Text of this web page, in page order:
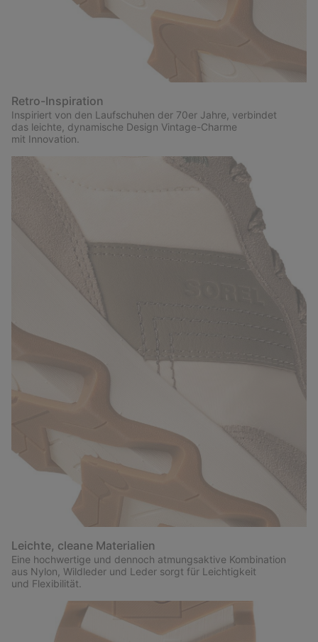
Retro-Inspiration
Inspiriert von den Laufschuhen der 70er Jahre, verbindet
das leichte, dynamische Design Vintage-Charme
mit Innovation.
Leichte, cleane Materialien
Eine hochwertige und dennoch atmungsaktive Kombination
aus Nylon, Wildleder und Leder sorgt für Leichtigkeit
und Flexibilität.